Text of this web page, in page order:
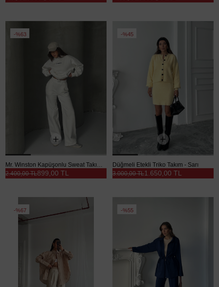
%63
Mr. Winston Kapüşonlu Sweat Takım Beyaz - Beyaz
899,00 TL
2.400,00 TL
%45
Düğmeli Etekli Triko Takım - Sarı
1.650,00 TL
3.000,00 TL
%67 %55